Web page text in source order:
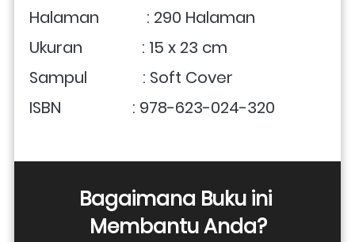
Halaman            : 290 Halaman
Ukuran               : 15 x 23 cm
Sampul              : Soft Cover
ISBN                  : 978-623-024-320
Bagaimana Buku ini
Membantu Anda?